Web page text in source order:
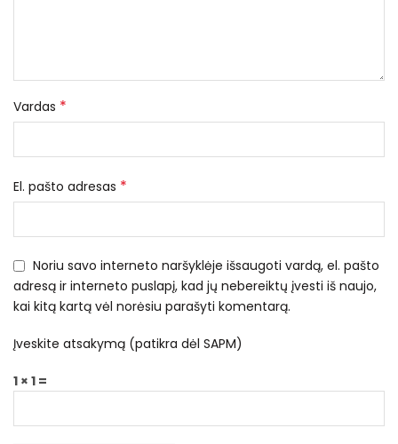
Vardas *
El. pašto adresas *
Noriu savo interneto naršyklėje išsaugoti vardą, el. pašto
adresą ir interneto puslapį, kad jų nebereiktų įvesti iš naujo,
kai kitą kartą vėl norėsiu parašyti komentarą.
Įveskite atsakymą (patikra dėl SAPM)
1 × 1 =